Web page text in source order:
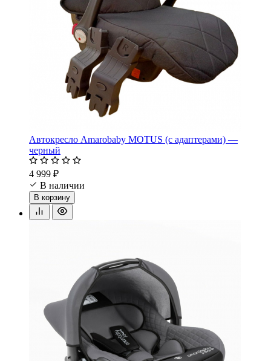
Автокресло Amarobaby MOTUS (с адаптерами) —
черный
4 999 ₽
В наличии
В корзину